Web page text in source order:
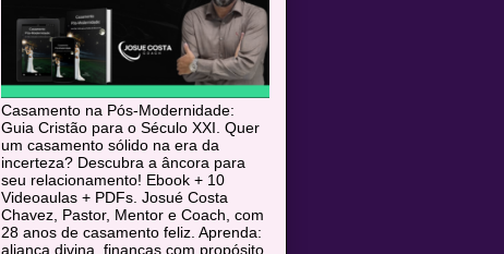
Casamento na Pós-Modernidade:
Guia Cristão para o Século XXI. Quer
um casamento sólido na era da
incerteza? Descubra a âncora para
seu relacionamento! Ebook + 10
Videoaulas + PDFs. Josué Costa
Chavez, Pastor, Mentor e Coach, com
28 anos de casamento feliz. Aprenda:
aliança divina, finanças com propósito,